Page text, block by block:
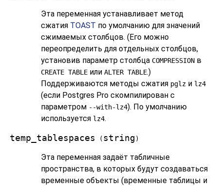
Эта переменная устанавливает метод
сжатия TOAST по умолчанию для значений
сжимаемых столбцов. (Его можно
переопределить для отдельных столбцов,
установив параметр столбца COMPRESSION в
CREATE TABLE или ALTER TABLE.)
Поддерживаются методы сжатия pglz и lz4
(если Postgres Pro скомпилирован с
параметром --with-lz4). По умолчанию
используется lz4.
temp_tablespaces ( string )
Эта переменная задаёт табличные
пространства, в которых будут создаваться
временные объекты (временные таблицы и